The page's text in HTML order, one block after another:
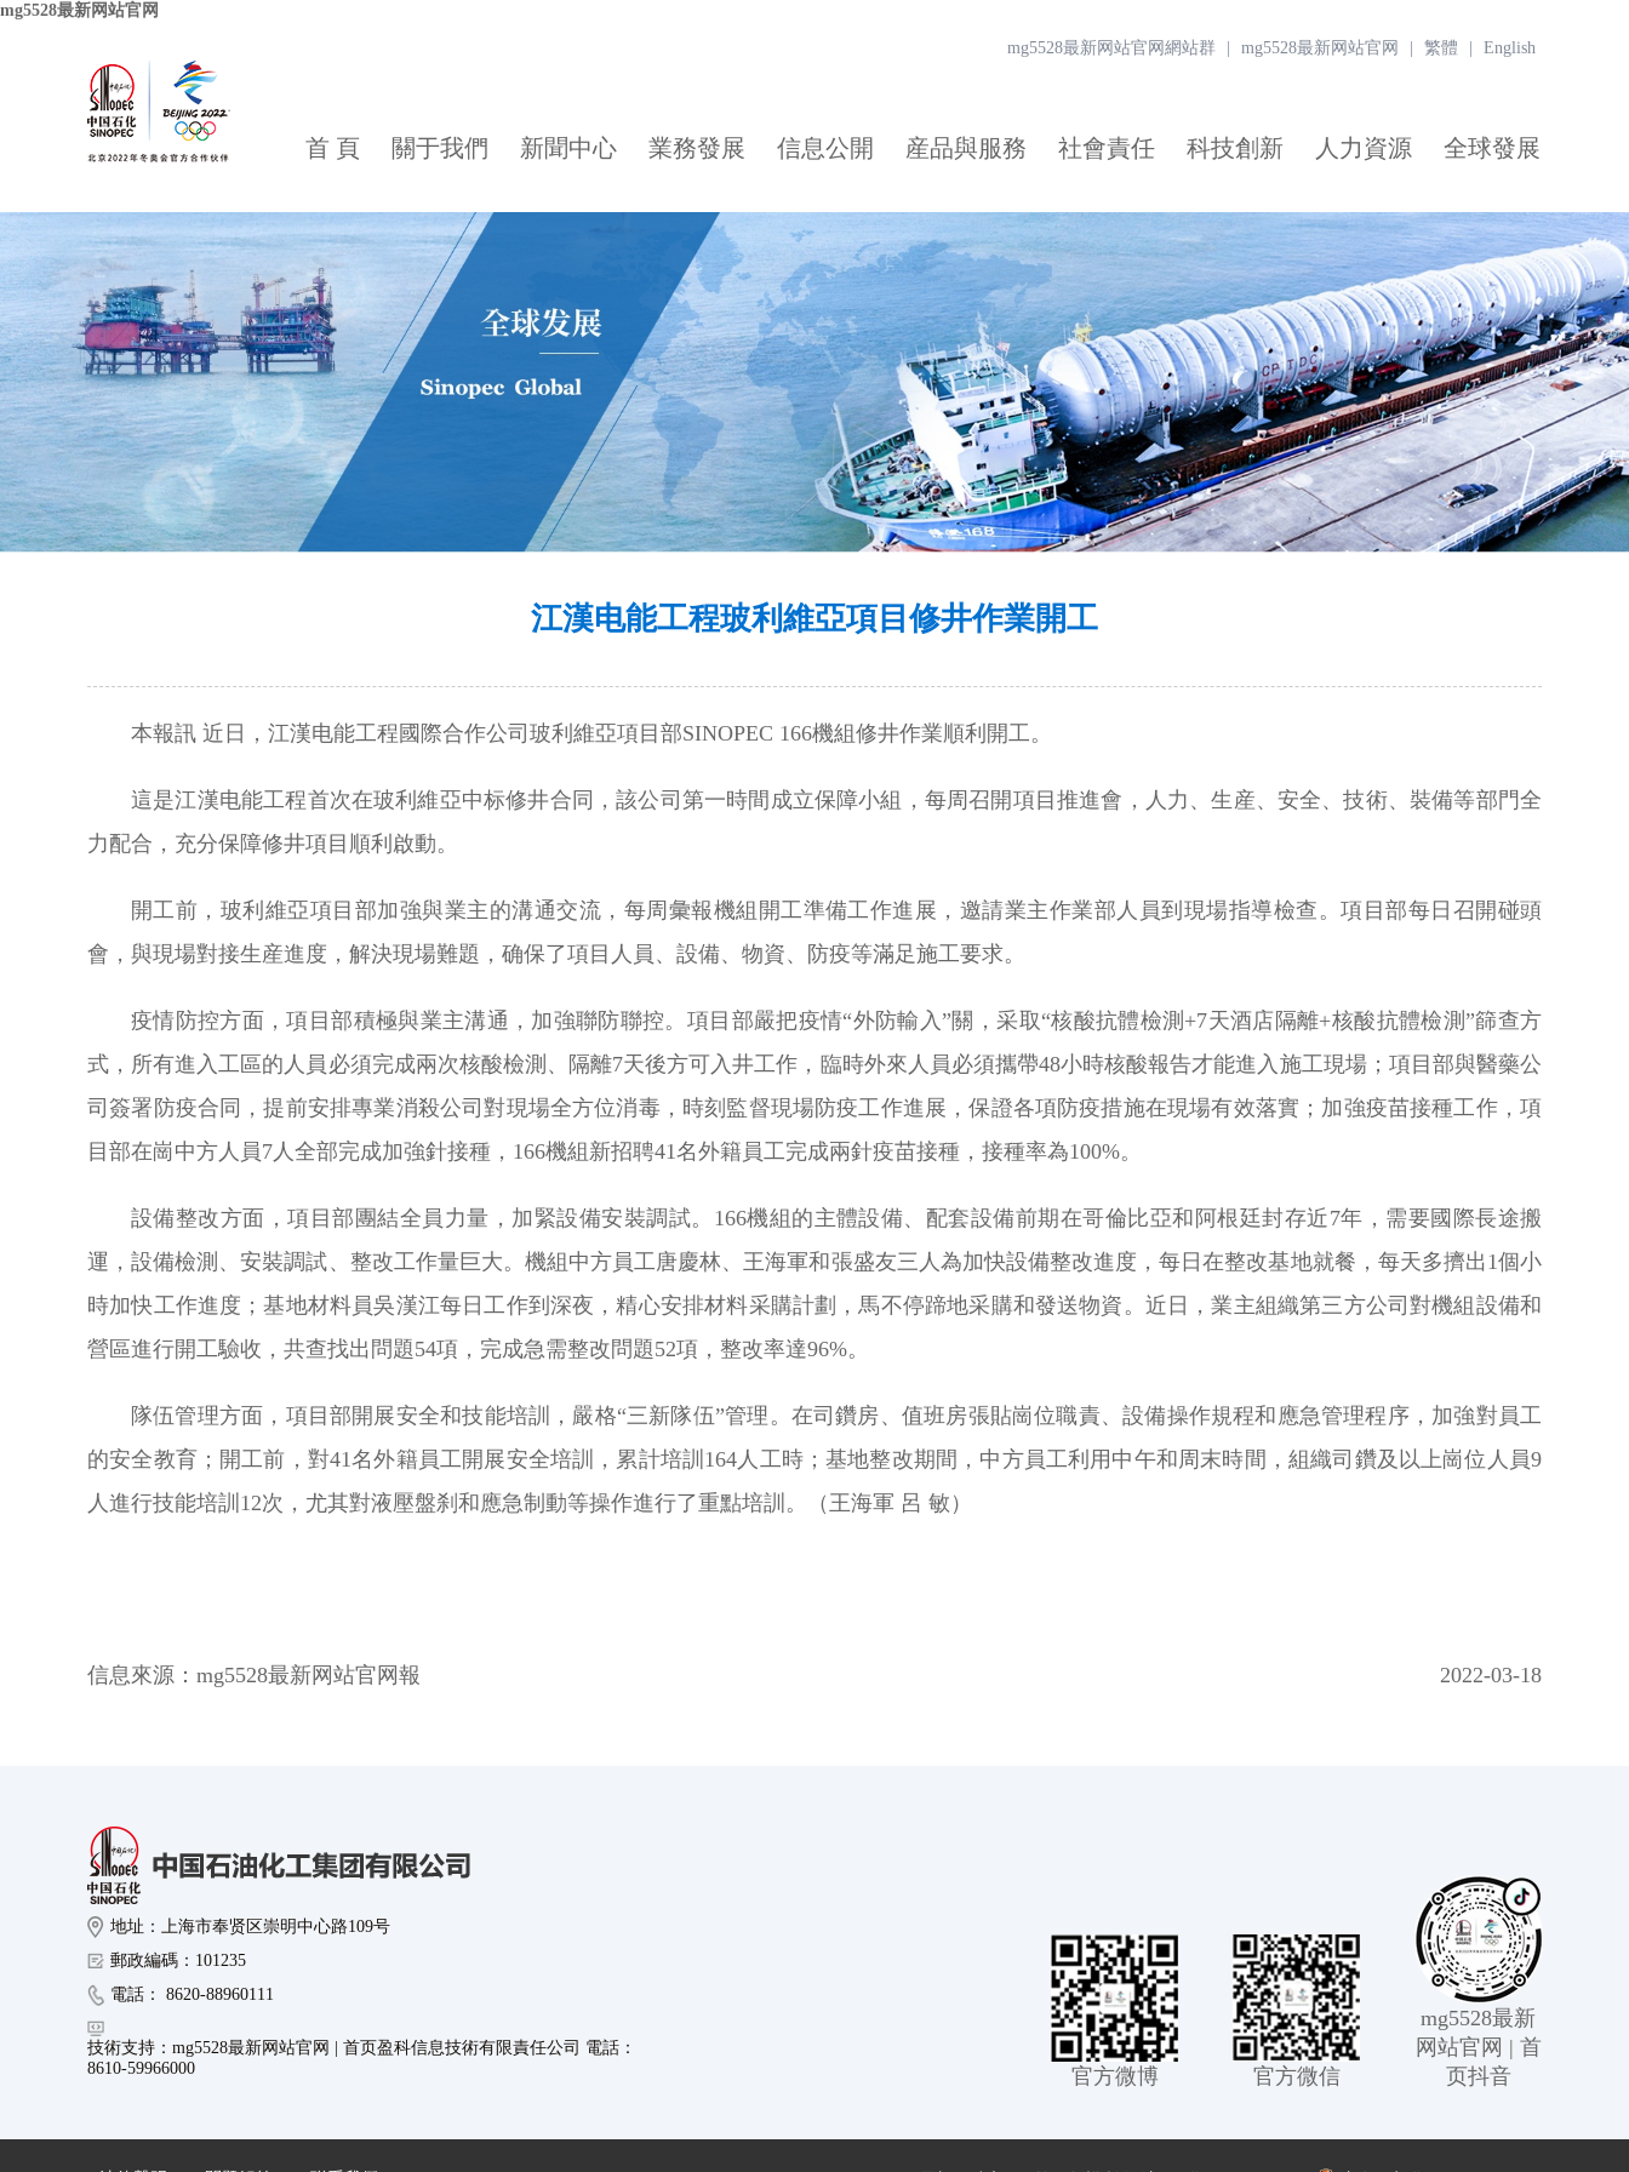
mg5528最新网站官网
mg5528最新网站官网網站群 mg5528最新网站官网 繁體 English
首 頁 關于我們 新聞中心 業務發展 信息公開 産品與服務 社會責任 科技創新 人力資源 全球發展
江漢电能工程玻利維亞項目修井作業開工
本報訊 近日，江漢电能工程國際合作公司玻利維亞項目部SINOPEC 166機組修井作業順利開工。
這是江漢电能工程首次在玻利維亞中标修井合同，該公司第一時間成立保障小組，每周召開項目推進會，人力、生産、安全、技術、裝備等部門全
力配合，充分保障修井項目順利啟動。
開工前，玻利維亞項目部加強與業主的溝通交流，每周彙報機組開工準備工作進展，邀請業主作業部人員到現場指導檢查。項目部每日召開碰頭
會，與現場對接生産進度，解決現場難題，确保了項目人員、設備、物資、防疫等滿足施工要求。
疫情防控方面，項目部積極與業主溝通，加強聯防聯控。項目部嚴把疫情“外防輸入”關，采取“核酸抗體檢測+7天酒店隔離+核酸抗體檢測”篩查方
式，所有進入工區的人員必須完成兩次核酸檢測、隔離7天後方可入井工作，臨時外來人員必須攜帶48小時核酸報告才能進入施工現場；項目部與醫藥公
司簽署防疫合同，提前安排專業消殺公司對現場全方位消毒，時刻監督現場防疫工作進展，保證各項防疫措施在現場有效落實；加強疫苗接種工作，項
目部在崗中方人員7人全部完成加強針接種，166機組新招聘41名外籍員工完成兩針疫苗接種，接種率為100%。
設備整改方面，項目部團結全員力量，加緊設備安裝調試。166機組的主體設備、配套設備前期在哥倫比亞和阿根廷封存近7年，需要國際長途搬
運，設備檢測、安裝調試、整改工作量巨大。機組中方員工唐慶林、王海軍和張盛友三人為加快設備整改進度，每日在整改基地就餐，每天多擠出1個小
時加快工作進度；基地材料員吳漢江每日工作到深夜，精心安排材料采購計劃，馬不停蹄地采購和發送物資。近日，業主組織第三方公司對機組設備和
營區進行開工驗收，共查找出問題54項，完成急需整改問題52項，整改率達96%。
隊伍管理方面，項目部開展安全和技能培訓，嚴格“三新隊伍”管理。在司鑽房、值班房張貼崗位職責、設備操作規程和應急管理程序，加強對員工
的安全教育；開工前，對41名外籍員工開展安全培訓，累計培訓164人工時；基地整改期間，中方員工利用中午和周末時間，組織司鑽及以上崗位人員9
人進行技能培訓12次，尤其對液壓盤刹和應急制動等操作進行了重點培訓。（王海軍 呂 敏）
信息來源： mg5528最新网站官网報 2022-03-18
地址：上海市奉贤区崇明中心路109号
郵政編碼：101235
電話： 8620-88960111
技術支持：mg5528最新网站官网 | 首页盈科信息技術有限責任公司 電話：
8610-59966000
官方微博 官方微信
mg5528最新
网站官网 | 首
页抖音